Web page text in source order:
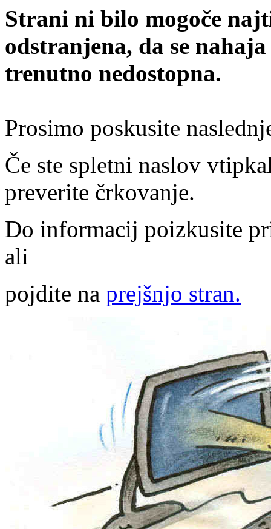
Strani ni bilo mogoče
odstranjena, da se
trenutno nedostopna.
Prosimo poskusite
Če ste spletni naslov
preverite črkovanje.
Do informacij poizkusite
ali
pojdite na prejšnjo stran.